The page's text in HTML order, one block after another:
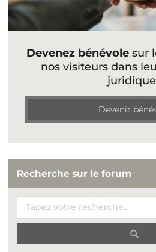
Devenez bénévolesur
nos visiteurs dans
Devenir
Recherche sur le forum